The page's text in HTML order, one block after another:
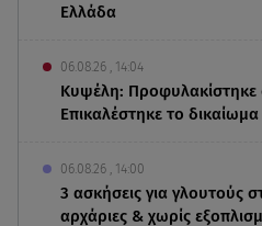
Ελλάδα
06.08.26 , 14:04
Κυψέλη: Προφυλακίστηκε
Επικαλέστηκε το
06.08.26 , 14:00
3 ασκήσεις για γλουτούς
αρχάριες & χωρίς